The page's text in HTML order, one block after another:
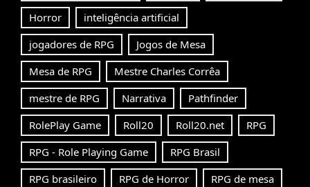
Horror
inteligência artificial
jogadores de RPG
Jogos de Mesa
Mesa de RPG
Mestre Charles Corrêa
mestre de RPG
Narrativa
Pathfinder
RolePlay Game
Roll20 Roll20.net
RPG
RPG - Role Playing Game
RPG Brasil
RPG brasileiro
RPG de Horror
RPG de mesa